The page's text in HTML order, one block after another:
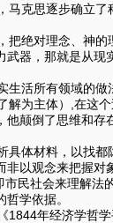
克思逐步确立了
绝对理念、神的
器，那就是从现
活所有领域的做
为主体）,在这个
颠倒了思维和存
体材料，以找都
以观念来把握对
民社会来理解法
学依据。
年经济学哲